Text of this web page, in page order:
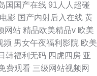
国国产在线 91人人超碰
影 国产内射后入在线 黄
网站 精品欧美精品v 欧美
频 男女午夜福利影院 欧美
韩福利无码 四虎四房 亚
费观看 三级网站视频网